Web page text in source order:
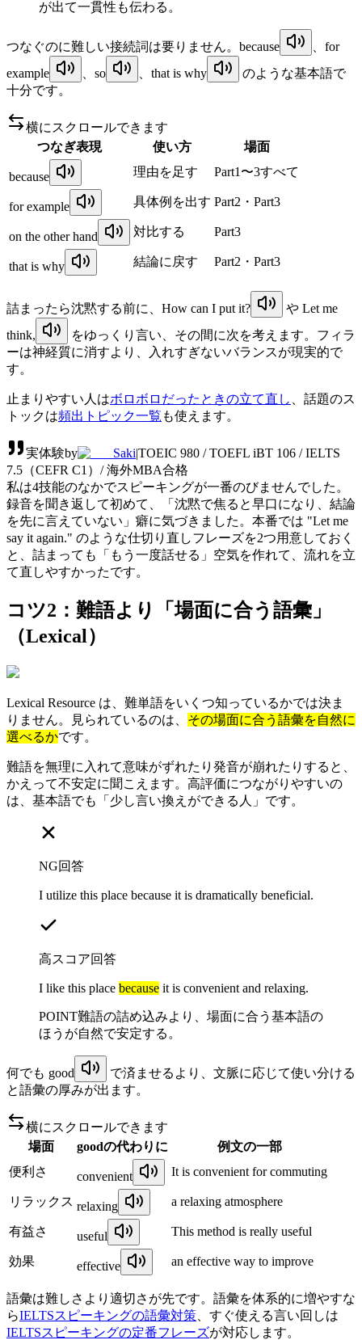
が出て一貫性も伝わる。
つなぐのに難しい接続詞は要りません。 because
for
example
so that is why
のような基本語で
十分です。
横にスクロールできます
つなぎ表現
使い方 場面
because 理由を足す Part1〜3すべて
for example 具体例を出す Part2・Part3
on the other hand 対比する Part3
that is why 結論に戻す Part2・Part3
詰まったら沈黙する前に、 How can I put it? や Let me
think,
をゆっくり言い、その間に次を考えます。フィラ
ーは神経質に消すより、入れすぎないバランスが現実的で
す。
止まりやすい人はボロボロだったときの立て直し
、話題のス
トックは頻出トピック一覧 も使えます。
実体験by Saki|TOEIC 980 / TOEFL iBT 106 / IELTS
7.5（CEFR C1）/ 海外MBA合格
私は4技能のなかでスピーキングが一番のびませんでした。
録音を聞き返して初めて、「沈黙で焦ると早口になり、結論
を先に言えていない」癖に気づきました。本番では "Let me
say it again." のような仕切り直しフレーズを2つ用意しておく
と、詰まっても「もう一度話せる」空気を作れて、流れを立
て直しやすかったです。
コツ2：難語より「場面に合う語彙」
（Lexical）
Lexical Resource は、難単語をいくつ知っているかでは決ま
りません。見られているのは、 その場面に合う語彙を自然に
選べるかです。
難語を無理に入れて意味がずれたり発音が崩れたりすると、
かえって不安定に聞こえます。高評価につながりやすいの
は、基本語でも「少し言い換えができる人」です。
NG回答
I utilize this place because it is dramatically beneficial.
高スコア回答
I like this place because it is convenient and relaxing.
POINT難語の詰め込みより、場面に合う基本語の
ほうが自然で安定する。
何でも good
で済ませるより、文脈に応じて使い分ける
と語彙の厚みが出ます。
横にスクロールできます
場面
goodの代わりに
例文の一部
便利さ
convenient It is convenient for commuting
リラックス relaxing a relaxing atmosphere
有益さ useful This method is really useful
効果 effective an effective way to improve
語彙は難しさより適切さが先です。語彙を体系的に増やすな
らIELTSスピーキングの語彙対策 、すぐ使える言い回しは
IELTSスピーキングの定番フレーズが対応します。